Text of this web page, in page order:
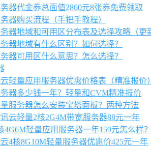
器代金券总面值2860元8张券免费领取
器购买流程（手把手教程）
器地域和可用区分布表及选择攻略（更
器地域有什么区别？如何选择？
器可用区什么意思？怎么选择？
轻量应用服务器优惠价格表（精准报价）
器多少钱一年？轻量和CVM精准报价
服务器怎么安装宝塔面板？两种方法
云轻量2核2G4M带宽服务器88元一年
4G6M轻量应用服务器一年159元怎么样？
4核8G10M轻量服务器优惠价425元一年